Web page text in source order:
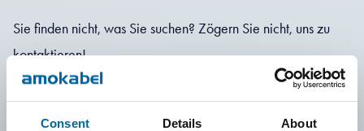
Consent Details About
Sie finden nicht, was Sie suchen? Zögern Sie nicht, uns zu
kontaktieren!
Kontaktieren Sie uns